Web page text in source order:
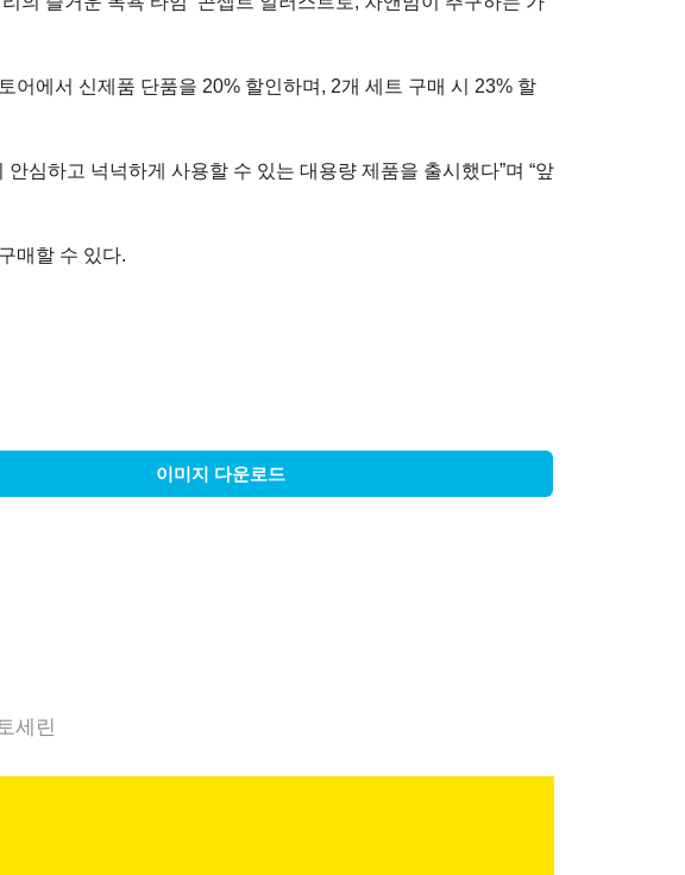
에서 신제품 단품을 20% 할인하며, 2개 세트 구매 시 23% 할
심하고 넉넉하게 사용할 수 있는 대용량 제품을 출시했다”며 “앞
매할 수 있다.
이미지 다운로드
세린